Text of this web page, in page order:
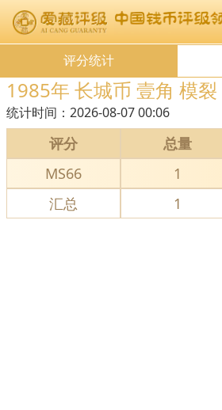
评分统计
1985年 长城币 壹角 模裂
统计时间： 2026-08-07 00:06
评分 总量
MS66
1
汇总
1